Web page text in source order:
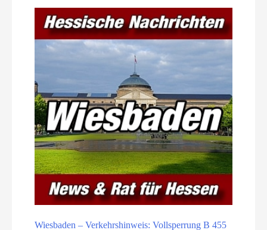
Wiesbaden – Verkehrshinweis: Vollsperrung B 455